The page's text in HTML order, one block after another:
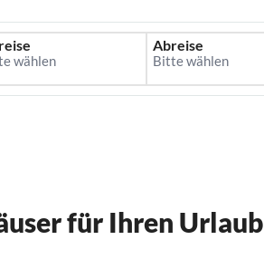
Abreise
für Ihren Urlaub